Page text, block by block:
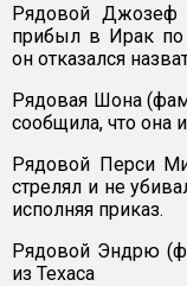
Рядовой Джозеф
прибыл в Ирак по
он отказался
Рядовая Шона
сообщила, что она
Рядовой Перси
стрелял и не
исполняя приказ.
Рядовой Эндрю
из Техаса